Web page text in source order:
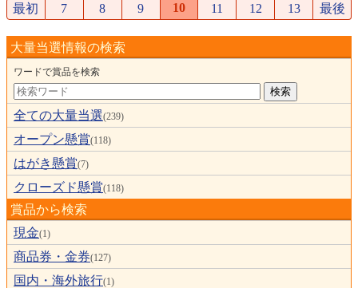
最初 7 8 9 10 11 12 13 最後
大量当選情報の検索
ワードで賞品を検索
全ての大量当選(239)
オープン懸賞(118)
はがき懸賞(7)
クローズド懸賞(118)
賞品から検索
現金(1)
商品券・金券(127)
国内・海外旅行(1)